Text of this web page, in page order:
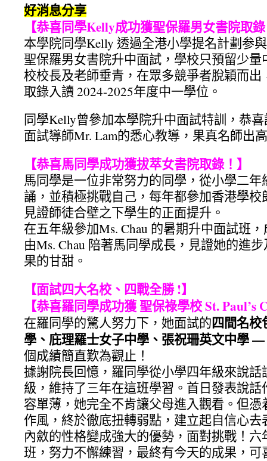
好消息分享
【恭喜同學Kelly成功獲聖保羅男女書院取
本學院同學Kelly 透過全港小學提名計劃参與
聖保羅男女書院升中面試，學校只預留少
校校長及老師垂青，在眾多競爭者脫穎而
取錄入讀 2024-2025年度中一學位。
同學Kelly曾參加本學院升中面試特訓，恭
面試導師Mr. Lam的悉心教導，果真名師出
【恭喜馬同學成功獲拔萃女書院取錄！】
馬同學是一位非常努力的同學，從小學二年
誦，並積極挑戰自己，每年都參加香港學
見證師徒合壁之下學生的正面提升。
在五年級參加Ms. Chau 的暑期升中面試班
由Ms. Chau 陪著馬同學成長，見證她的進
果的甘甜。
【面試四大名校、四戰全勝 !】
【恭喜羅同學成功獲 聖保祿學校 St. Paul’s
在羅同學的驚人努力下，她面試的四間名校
學、庇理羅士女子中學、張祝珊英文中學
個成績簡直歎為觀止！
據謝院長回憶，羅同學從小學四年級來說
級，維持了三年在這班學習。首日發表說
容單薄，她完全不肯讓父母進入觀看。但
作風，終於徹底扭轉弱點，建立起自信心
內斂的性格變成強大的優勢，面對挑戰！
班，努力不懈練習，最終有今天的成果，可